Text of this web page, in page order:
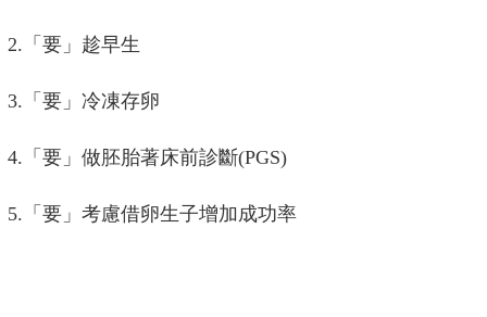
2. 「要」趁早生
3. 「要」冷凍存卵
4. 「要」做胚胎著床前診斷(PGS)
5. 「要」考慮借卵生子增加成功率